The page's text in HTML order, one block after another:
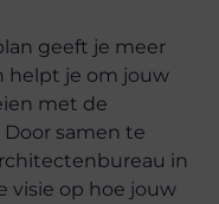
geeft je meer
helpt je om jouw
met de
samen te
in
visie op hoe jouw